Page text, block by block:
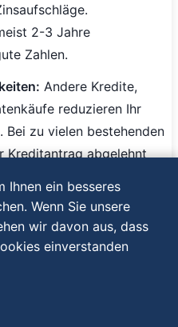
2-3 Jahre
Zahlen.
Andere Kredite,
reduzieren Ihr
zu vielen bestehenden
Kreditantrag abgelehnt
wird positiv bewertet
Miete ist normal
werden
Ihnen ein besseres
Wenn Sie unsere
wir davon aus, dass
einverstanden